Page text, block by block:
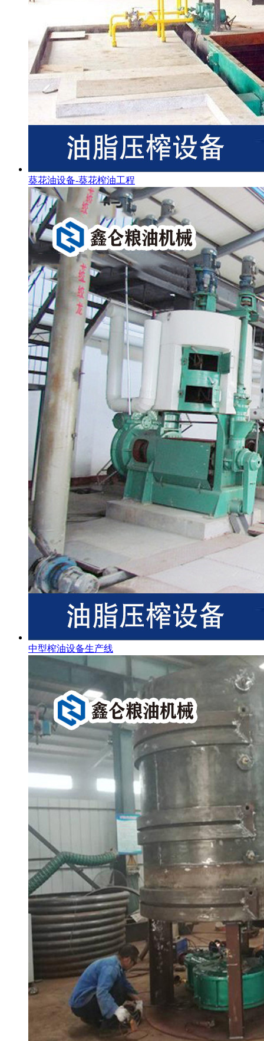
葵花油设备-葵花榨油工程
中型榨油设备生产线